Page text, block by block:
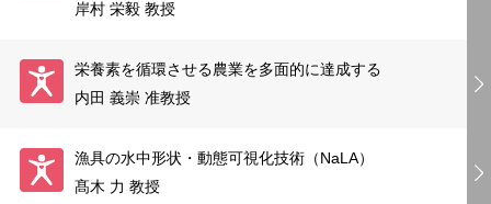
岸村 栄毅 教授
栄養素を循環させる農業を多面的に達成する
内田 義崇 准教授
漁具の水中形状・動態可視化技術（NaLA）
髙木 力 教授